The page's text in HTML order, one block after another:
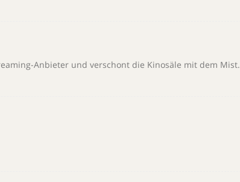
Anbieter und verschont die Kinosäle mit dem Mist.